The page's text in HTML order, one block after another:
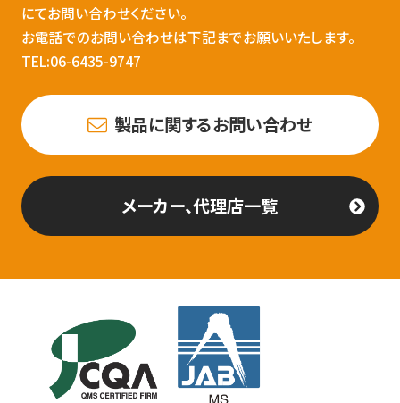
にてお問い合わせください。
お電話でのお問い合わせは下記までお願いいたします。
TEL:06-6435-9747
製品に関するお問い合わせ
メーカー、代理店一覧